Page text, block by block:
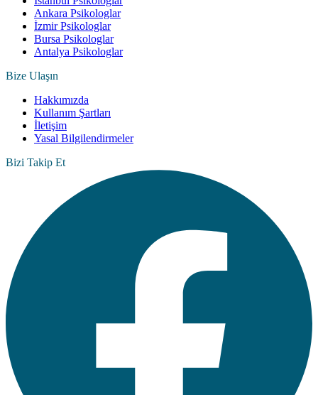
Ankara Psikologlar
İzmir Psikologlar
Bursa Psikologlar
Antalya Psikologlar
Bize Ulaşın
Hakkımızda
Kullanım Şartları
İletişim
Yasal Bilgilendirmeler
Bizi Takip Et